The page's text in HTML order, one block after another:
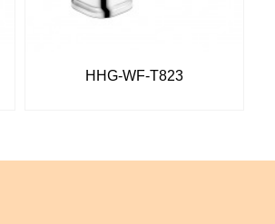
HHG-WF-T823